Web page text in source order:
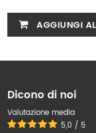
AGGIUNGI
Dicono di noi
Valutazione media
5,0 / 5